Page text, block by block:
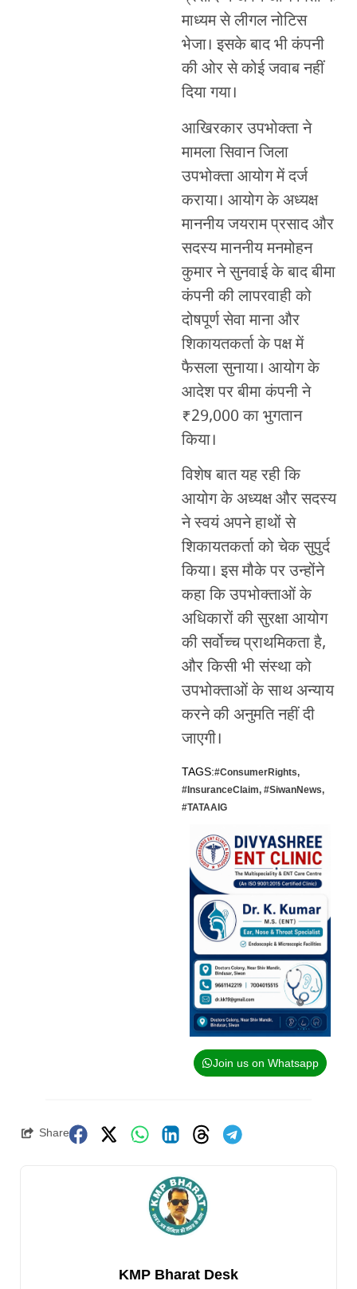
माध्यम से लीगल नोटिस
भेजा। इसके बाद भी कंपनी
की ओर से कोई जवाब नहीं
दिया गया।
आखिरकार उपभोक्ता ने
मामला सिवान जिला
उपभोक्ता आयोग में दर्ज
कराया। आयोग के अध्यक्ष
माननीय जयराम प्रसाद और
सदस्य माननीय मनमोहन
कुमार ने सुनवाई के बाद बीमा
कंपनी की लापरवाही को
दोषपूर्ण सेवा माना और
शिकायतकर्ता के पक्ष में
फैसला सुनाया। आयोग के
आदेश पर बीमा कंपनी ने
₹29,000 का भुगतान
किया।
विशेष बात यह रही कि
आयोग के अध्यक्ष और सदस्य
ने स्वयं अपने हाथों से
शिकायतकर्ता को चेक सुपुर्द
किया। इस मौके पर उन्होंने
कहा कि उपभोक्ताओं के
अधिकारों की सुरक्षा आयोग
की सर्वोच्च प्राथमिकता है,
और किसी भी संस्था को
उपभोक्ताओं के साथ अन्याय
करने की अनुमति नहीं दी
जाएगी।
TAGS:#ConsumerRights,
#InsuranceClaim, #SiwanNews,
#TATAAIG
Join us on Whatsapp
Share
KMP Bharat Desk